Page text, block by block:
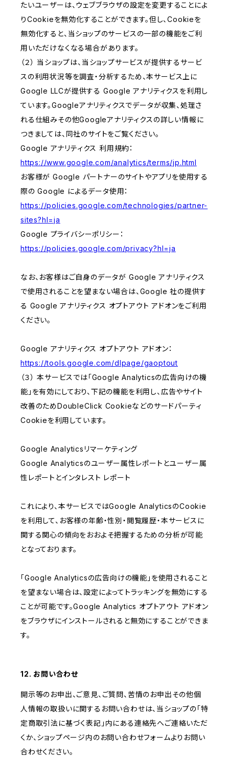
たいユーザーは、ウェブブラウザの設定を変更することによ
りCookieを無効化することができます。但し、Cookieを
無効化すると、当ショップのサービスの一部の機能をご利
用いただけなくなる場合があります。
（２） 当ショップは、当ショップサービスが提供するサービ
スの利用状況等を調査・分析するため、本サービス上に
Google LLCが提供する Google アナリティクスを利用し
ています。Googleアナリティクスでデータが収集、処理さ
れる仕組みその他Googleアナリティクスの詳しい情報に
つきましては、同社のサイトをご覧ください。
Google アナリティクス 利用規約：
https://www.google.com/analytics/terms/jp.html
お客様が Google パートナーのサイトやアプリを使用する
際の Google によるデータ使用：
https://policies.google.com/technologies/partner-
sites?hl=ja
Google プライバシーポリシー：
https://policies.google.com/privacy?hl=ja
なお、お客様はご自身のデータが Google アナリティクス
で使用されることを望まない場合は、Google 社の提供す
る Google アナリティクス オプトアウト アドオンをご利用
ください。
Google アナリティクス オプトアウト アドオン：
https://tools.google.com/dlpage/gaoptout
（３） 本サービスでは「Google Analyticsの広告向けの機
能」を有効にしており、下記の機能を利用し、広告やサイト
改善のためDoubleClick Cookieなどのサードパーティ
Cookieを利用しています。
Google Analyticsリマーケティング
Google Analyticsのユーザー属性レポートとユーザー属
性レポートとインタレスト レポート
これにより、本サービスではGoogle AnalyticsのCookie
を利用して、お客様の年齢・性別・閲覧履歴・本サービスに
関する関心の傾向をおおよそ把握するための分析が可能
となっております。
「Google Analyticsの広告向けの機能」を使用されること
を望まない場合は、設定によってトラッキングを無効にする
ことが可能です。Google Analytics オプトアウト アドオン
をブラウザにインストールされると無効にすることができま
す。
12. お問い合わせ
開示等のお申出、ご意見、ご質問、苦情のお申出その他個
人情報の取扱いに関するお問い合わせは、当ショップの「特
定商取引法に基づく表記」内にある連絡先へご連絡いただ
くか、ショップページ内のお問い合わせフォームよりお問い
合わせください。